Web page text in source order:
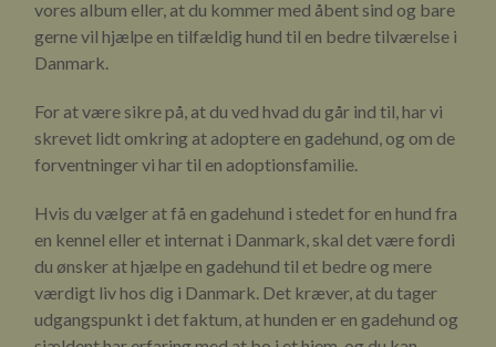
vores album eller, at du kommer med åbent sind og bare
gerne vil hjælpe en tilfældig hund til en bedre tilværelse i
Danmark.
For at være sikre på, at du ved hvad du går ind til, har vi
skrevet lidt omkring at adoptere en gadehund, og om de
forventninger vi har til en adoptionsfamilie.
Hvis du vælger at få en gadehund i stedet for en hund fra
en kennel eller et internat i Danmark, skal det være fordi
du ønsker at hjælpe en gadehund til et bedre og mere
værdigt liv hos dig i Danmark. Det kræver, at du tager
udgangspunkt i det faktum, at hunden er en gadehund og